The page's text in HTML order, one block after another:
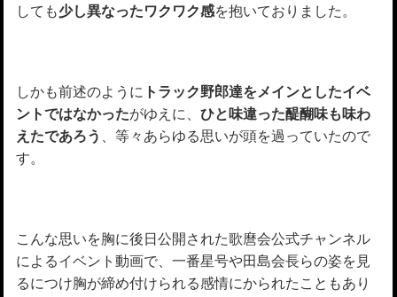
しても少し異なったワクワク感を抱いておりました。
しかも前述のように トラック野郎達をメインとしたイベ
ントではなかったがゆえに、 ひと味違った醍醐味も味わ
えたであろう
、等々あらゆる思いが頭を過っていたので
す。
こんな思いを胸に後日公開された歌麿会公式チャンネル
によるイベント動画で、一番星号や田島会長らの姿を見
るにつけ胸が締め付けられる感情にかられたこともあり